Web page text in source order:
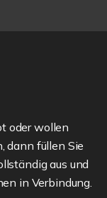
oder wollen
dann füllen Sie
aus und
in Verbindung.